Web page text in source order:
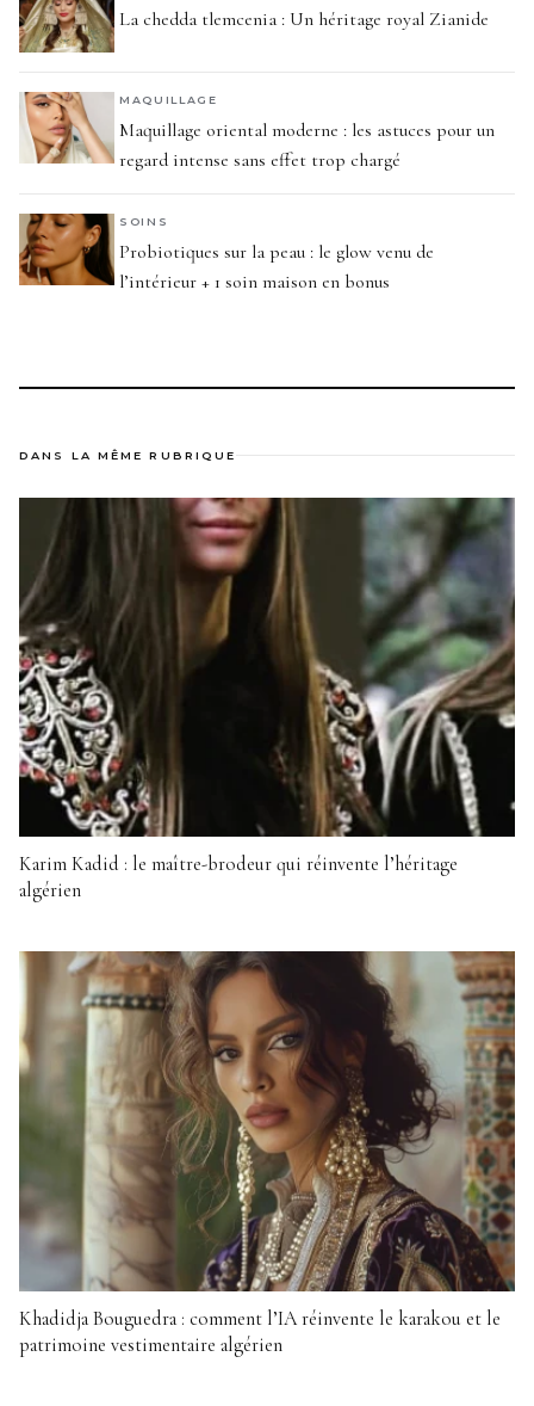
La chedda tlemcenia : Un héritage royal Zianide
MAQUILLAGE
Maquillage oriental moderne : les astuces pour un
regard intense sans effet trop chargé
SOINS
Probiotiques sur la peau : le glow venu de
l’intérieur + 1 soin maison en bonus
DANS LA MÊME RUBRIQUE
Karim Kadid : le maître-brodeur qui réinvente l’héritage
algérien
Khadidja Bouguedra : comment l’IA réinvente le karakou et le
patrimoine vestimentaire algérien